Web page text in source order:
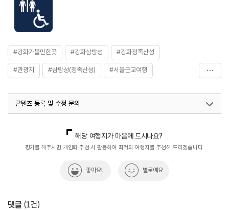
#강화가볼만한곳 #강화삼랑성 #강화정족산성
#관광지 #삼랑성(정족산성) #서울근교여행
#역사를품은곳 #역사문화재
콘텐츠 등록 및 수정 문의
열린관광콘텐츠팀(열린관광-모두의여행)
033-738-3425
해당 여행지가 마음에 드시나요?
평가를 해주시면 개인화 추천 시 활용하여 최적의 여행지를 추천해 드리겠습니다.
좋아요! 별로예요
댓글 (1건)